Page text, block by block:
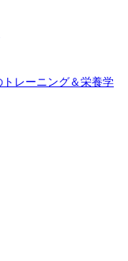
レーニング＆栄養学